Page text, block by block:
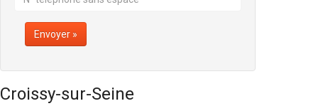
Envoyer »
Croissy-sur-Seine